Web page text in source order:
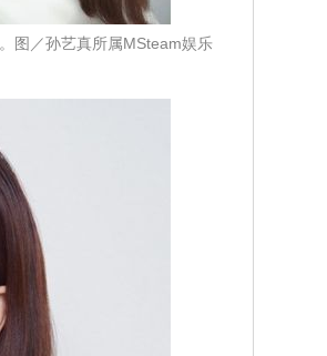
图／孙艺真所属MSteam娱乐